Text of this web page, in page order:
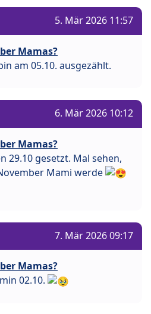
5. Mär 2026 11:57
Mamas?
am 05.10. ausgezählt.
6. Mär 2026 10:12
Mamas?
29.10 gesetzt. Mal sehen,
Mami werde
7. Mär 2026 09:17
Mamas?
02.10.